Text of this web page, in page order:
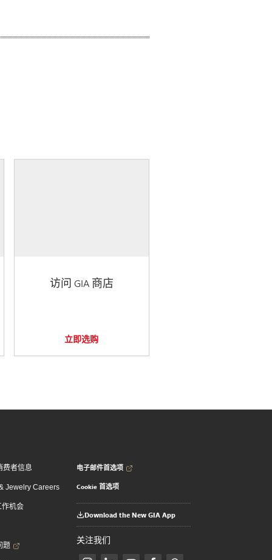
访问 GIA 商店
立即选购
费者信息
Jewelry Careers
作机会
题
电子邮件首选项
Cookie 首选项
Download the New GIA App
关注我们